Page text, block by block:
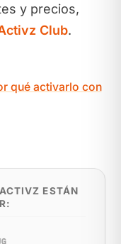
y precios,
Club.
qué activarlo con
ESTÁN